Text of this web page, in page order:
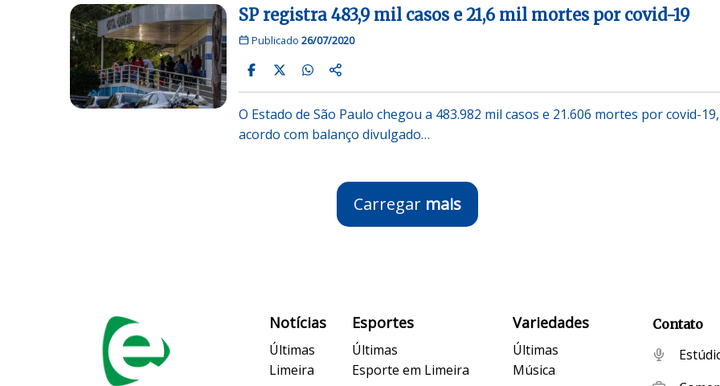
SP registra 483,9 mil casos e 21,6 mil mortes por covid-19
Publicado 26/07/2020
O Estado de São Paulo chegou a 483.982 mil casos e 21.606 mortes por covid-
acordo com balanço divulgado…
Carregar mais
Notícias
Últimas
Limeira
Esportes
Últimas
Esporte em Limeira
Variedades
Últimas
Música
Contato